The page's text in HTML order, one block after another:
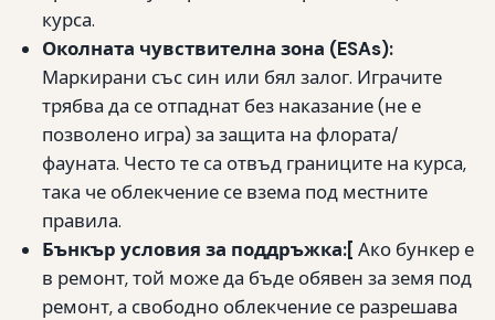
курса.
Околната чувствителна зона (ESAs):
Маркирани със син или бял залог. Играчите
трябва да се отпаднат без наказание (не е
позволено игра) за защита на флората/
фауната. Често те са отвъд границите на курса,
така че облекчение се взема под местните
правила.
Бънкър условия за поддръжка:[ Ако бункер е
в ремонт, той може да бъде обявен за земя под
ремонт, а свободно облекчение се разрешава